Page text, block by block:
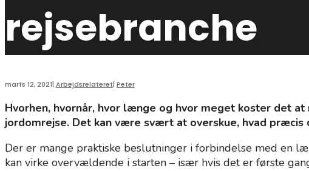
rejsebranche
marts 12, 2021| Arbejdsrelateret| Peter
Hvorhen, hvornår, hvor længe og hvor meget koster det
jordomrejse. Det kan være svært at overskue, hvad
Der er mange praktiske beslutninger i forbindelse med en
kan virke overvældende i starten – især hvis det er første